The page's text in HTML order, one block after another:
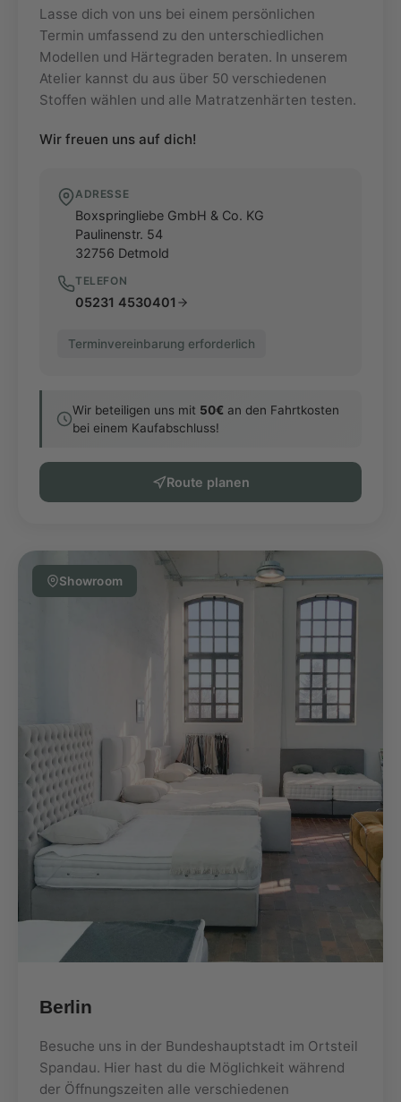
Lasse dich von uns bei einem persönlichen
Termin umfassend zu den unterschiedlichen
Modellen und Härtegraden beraten. In unserem
Atelier kannst du aus über 50 verschiedenen
Stoffen wählen und alle Matratzenhärten testen.
Wir freuen uns auf dich!
ADRESSE
Boxspringliebe GmbH & Co. KG
Paulinenstr. 54
32756 Detmold
TELEFON
05231 4530401
Terminvereinbarung erforderlich
Wir beteiligen uns mit 50€ an den Fahrtkosten
bei einem Kaufabschluss!
Route planen
Showroom
Berlin
Besuche uns in der Bundeshauptstadt im Ortsteil
Spandau. Hier hast du die Möglichkeit während
der Öffnungszeiten alle verschiedenen